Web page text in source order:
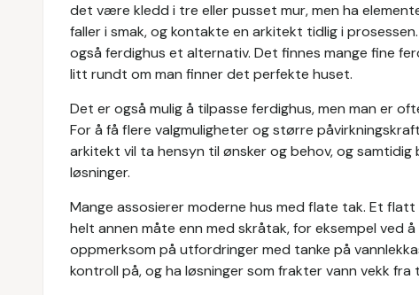
det være kledd i tre eller pusset mur, men ha
faller i smak, og kontakte en arkitekt tidlig i
også ferdighus et alternativ. Det finnes mange fine
litt rundt om man finner det perfekte huset.
Det er også mulig å tilpasse ferdighus, men man er
For å få flere valgmuligheter og større
arkitekt vil ta hensyn til ønsker og behov, og
løsninger.
Mange assosierer moderne hus med flate tak. Et
helt annen måte enn med skråtak, for eksempel
oppmerksom på utfordringer med tanke på
kontroll på, og ha løsninger som frakter vann vekk fra